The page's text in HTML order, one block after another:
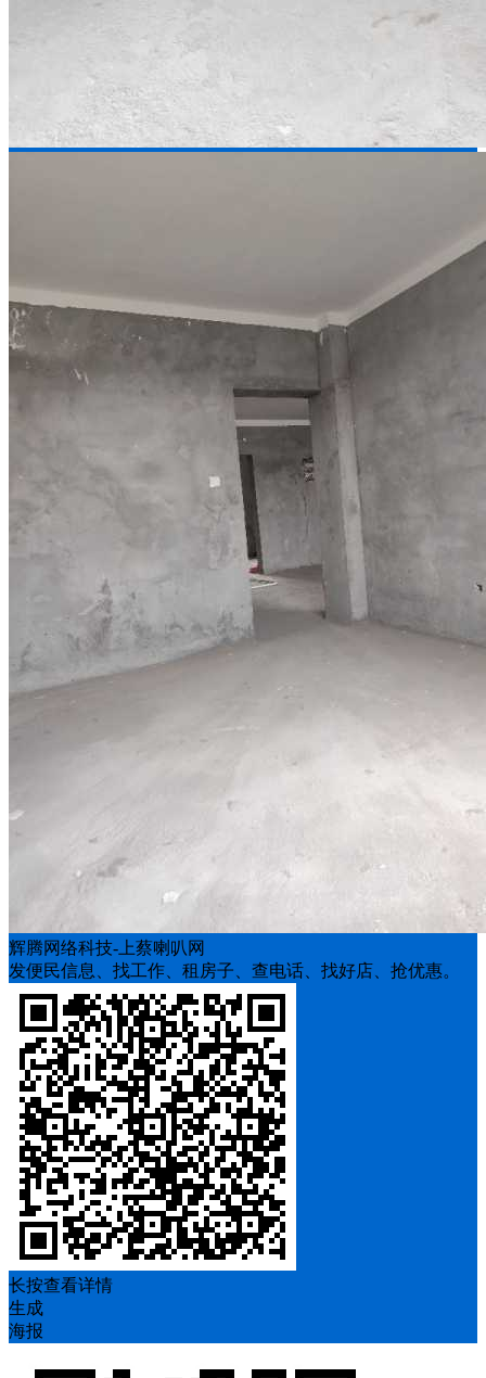
辉腾网络科技-上蔡喇叭网
发便民信息、找工作、租房子、查电话、找好店、抢优惠。
长按查看详情
生成
海报